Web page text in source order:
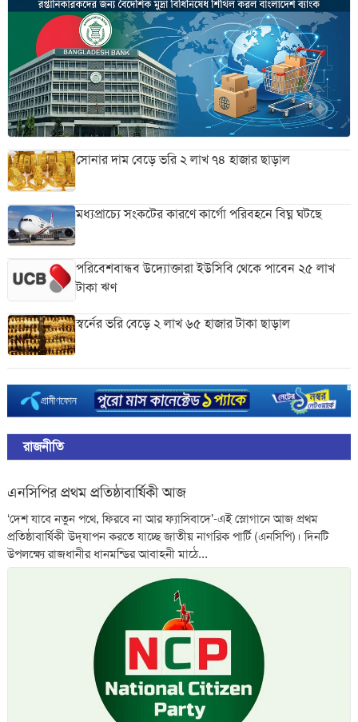
সোনার দাম বেড়ে ভরি ২ লাখ ৭৪ হাজার ছাড়াল
মধ্যপ্রাচ্যে সংকটের কারণে কার্গো পরিবহনে বিঘ্ন ঘটছে
পরিবেশবান্ধব উদ্যোক্তারা ইউসিবি থেকে পাবেন ২৫ লাখ
টাকা ঋণ
স্বর্নের ভরি বেড়ে ২ লাখ ৬৫ হাজার টাকা ছাড়াল
রাজনীতি
এনসিপির প্রথম প্রতিষ্ঠাবার্ষিকী আজ
‘দেশ যাবে নতুন পথে, ফিরবে না আর ফ্যাসিবাদে’-এই স্লোগানে আজ প্রথম
প্রতিষ্ঠাবার্ষিকী উদ্‌যাপন করতে যাচ্ছে জাতীয় নাগরিক পার্টি (এনসিপি)। দিনটি
উপলক্ষ্যে রাজধানীর ধানমন্ডির আবাহনী মাঠে...